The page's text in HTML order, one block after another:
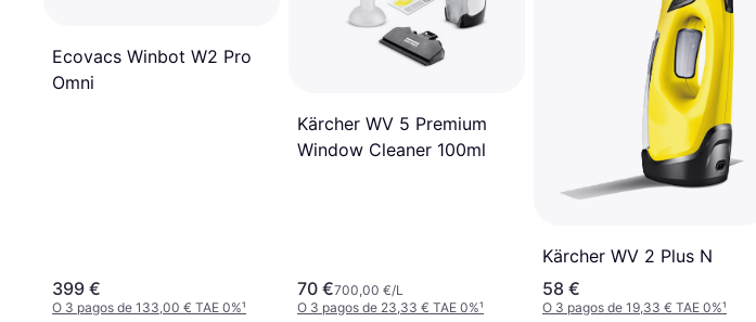
Ecovacs Winbot W2 Pro
Omni
399 €
O 3 pagos de 133,00 € TAE 0%¹
Kärcher WV 5 Premium
Window Cleaner 100ml
70 €700,00 €/L
O 3 pagos de 23,33 € TAE 0%¹
Kärcher WV 2 Plus N
58 €
O 3 pagos de 19,33 € TAE 0%¹